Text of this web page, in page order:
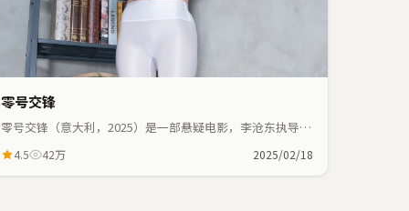
零号交锋
零号交锋（意大利，2025）是一部悬疑电影，李沧东执导，
奏紧凑。
4.5 42万 2025/02/18